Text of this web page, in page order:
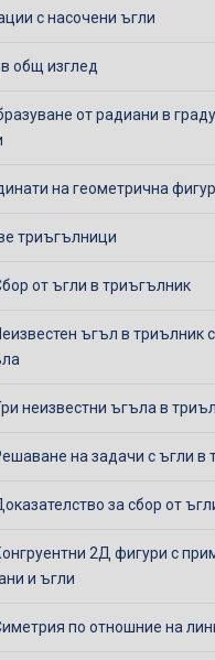
с насочени ъгли
общ изглед
от радиани в
на геометрична
триъгълници
от ъгли в триъгълник
ъгъл в триълник
неизвестни ъгъла в
на задачи с ъгли в
за сбор от
2Д фигури с
и ъгли
по отношние на